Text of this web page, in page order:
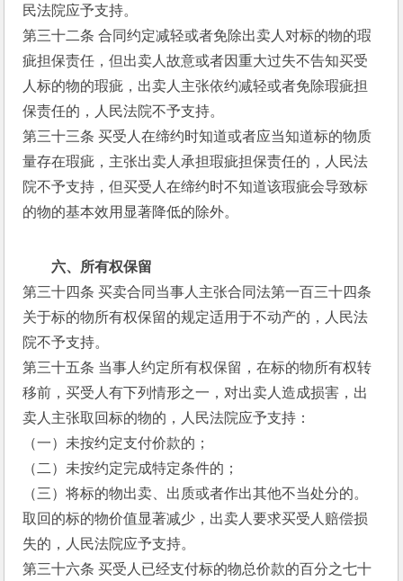
民法院应予支持。
第三十二条 合同约定减轻或者免除出卖人对标的物的瑕
疵担保责任，但出卖人故意或者因重大过失不告知买受
人标的物的瑕疵，出卖人主张依约减轻或者免除瑕疵担
保责任的，人民法院不予支持。
第三十三条 买受人在缔约时知道或者应当知道标的物质
量存在瑕疵，主张出卖人承担瑕疵担保责任的，人民法
院不予支持，但买受人在缔约时不知道该瑕疵会导致标
的物的基本效用显著降低的除外。
六、所有权保留
第三十四条 买卖合同当事人主张合同法第一百三十四条
关于标的物所有权保留的规定适用于不动产的，人民法
院不予支持。
第三十五条 当事人约定所有权保留，在标的物所有权转
移前，买受人有下列情形之一，对出卖人造成损害，出
卖人主张取回标的物的，人民法院应予支持：
（一）未按约定支付价款的；
（二）未按约定完成特定条件的；
（三）将标的物出卖、出质或者作出其他不当处分的。
取回的标的物价值显著减少，出卖人要求买受人赔偿损
失的，人民法院应予支持。
第三十六条 买受人已经支付标的物总价款的百分之七十